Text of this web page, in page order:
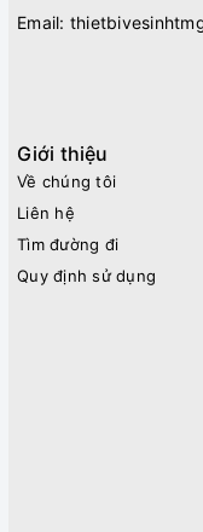
Email:
Giới thiệu
Về chúng tôi
Liên hệ
Tìm đường đi
Quy định sử dụng